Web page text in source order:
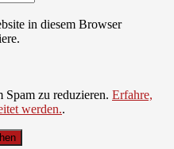
in diesem Browser
Spam zu reduzieren. Erfahre,
werden..